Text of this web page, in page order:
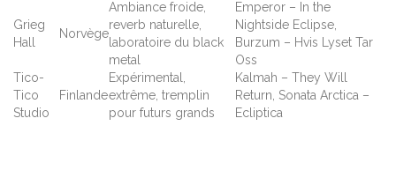
Grieg
Hall
Norvège
Ambiance froide,
reverb naturelle,
laboratoire du black
metal
Emperor – In the
Nightside Eclipse,
Burzum – Hvis Lyset Tar
Oss
Tico-
Tico
Studio
Finlande
Expérimental,
extrême, tremplin
pour futurs grands
Kalmah – They Will
Return, Sonata Arctica –
Ecliptica